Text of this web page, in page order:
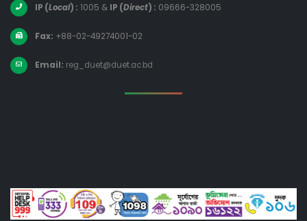
IP (Local) : 1005 & IP (Direct) : 09666-328005
Fax: +88-02-49274001-02
Email: reg_duet@duet.ac.bd